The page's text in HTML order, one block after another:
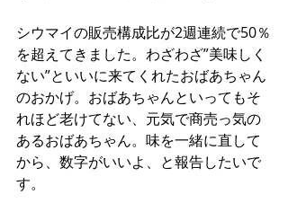
シウマイの販売構成比が2週連続で50％
を超えてきました。わざわざ”美味しく
ない”といいに来てくれたおばあちゃん
のおかげ。おばあちゃんといってもそ
れほど老けてない、元気で商売っ気の
あるおばあちゃん。味を一緒に直して
から、数字がいいよ、と報告したいで
す。